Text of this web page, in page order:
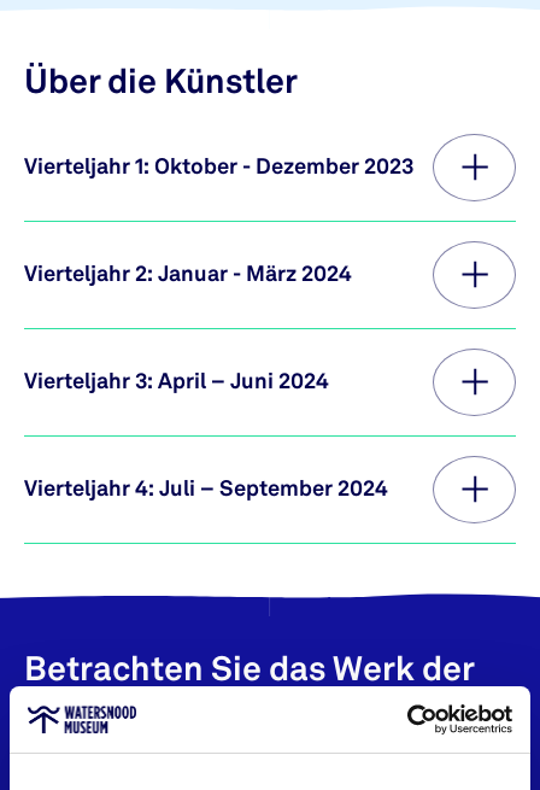
Über die Künstler
Vierteljahr 1: Oktober - Dezember 2023
Vierteljahr 2: Januar - März 2024
Vierteljahr 3: April – Juni 2024
Vierteljahr 4: Juli – September 2024
Betrachten Sie das Werk der
Künstler